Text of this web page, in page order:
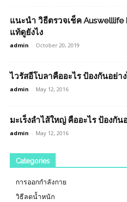
แนะนำ วิธีตรวจเช็ค Auswelllife
แท้ดูยังไง
admin - October 20, 2019
ไวรัสอีโบลาคืออะไร ป้องกันอย่า
admin - May 12, 2016
มะเร็งลำไส้ใหญ่ คืออะไร ป้องกัน
admin - May 12, 2016
Categories
การออกกำลังกาย
วิธีลดน้ำหนัก